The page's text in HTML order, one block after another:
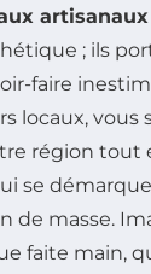
artisanaux
; ils
faire
locaux, vous
région
se
de masse.
faite main,